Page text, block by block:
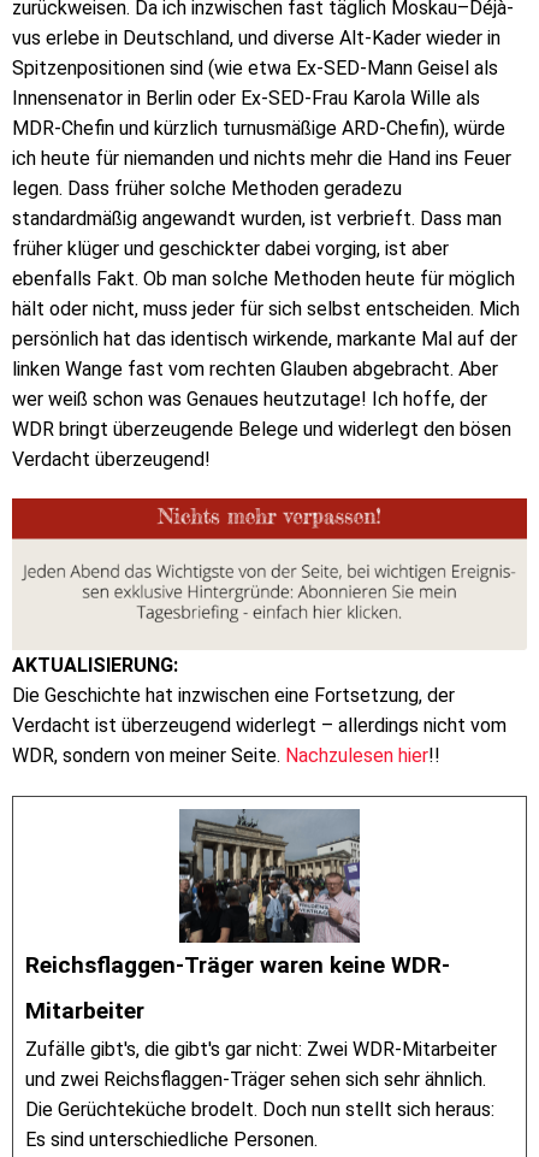
zurückweisen. Da ich inzwischen fast täglich Moskau–Déjà-
vus erlebe in Deutschland, und diverse Alt-Kader wieder in
Spitzenpositionen sind (wie etwa Ex-SED-Mann Geisel als
Innensenator in Berlin oder Ex-SED-Frau Karola Wille als
MDR-Chefin und kürzlich turnusmäßige ARD-Chefin), würde
ich heute für niemanden und nichts mehr die Hand ins Feuer
legen. Dass früher solche Methoden geradezu
standardmäßig angewandt wurden, ist verbrieft. Dass man
früher klüger und geschickter dabei vorging, ist aber
ebenfalls Fakt. Ob man solche Methoden heute für möglich
hält oder nicht, muss jeder für sich selbst entscheiden. Mich
persönlich hat das identisch wirkende, markante Mal auf der
linken Wange fast vom rechten Glauben abgebracht. Aber
wer weiß schon was Genaues heutzutage! Ich hoffe, der
WDR bringt überzeugende Belege und widerlegt den bösen
Verdacht überzeugend!
AKTUALISIERUNG:
Die Geschichte hat inzwischen eine Fortsetzung, der
Verdacht ist überzeugend widerlegt – allerdings nicht vom
WDR, sondern von meiner Seite. Nachzulesen hier!!
Reichsflaggen-Träger waren keine WDR-
Mitarbeiter
Zufälle gibt's, die gibt's gar nicht: Zwei WDR-Mitarbeiter
und zwei Reichsflaggen-Träger sehen sich sehr ähnlich.
Die Gerüchteküche brodelt. Doch nun stellt sich heraus:
Es sind unterschiedliche Personen.